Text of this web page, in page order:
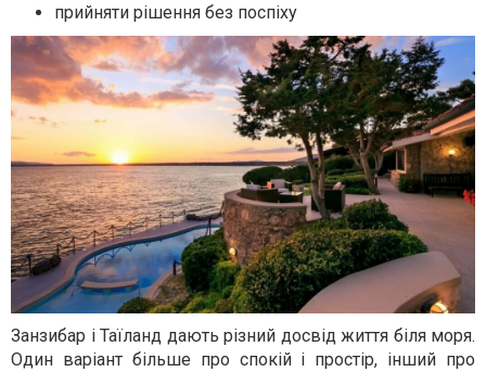
прийняти рішення без поспіху
Занзибар і Таїланд дають різний досвід життя біля моря.
Один варіант більше про спокій і простір, інший про